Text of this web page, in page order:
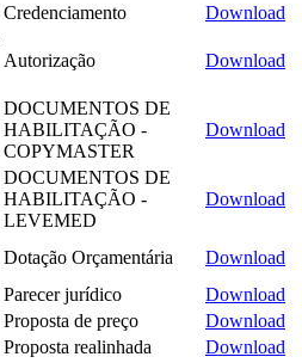
Credenciamento
Download
Autorização Download
DOCUMENTOS DE
HABILITAÇÃO -
COPYMASTER
Download
DOCUMENTOS DE
HABILITAÇÃO -
LEVEMED
Download
Dotação Orçamentária
Download
Parecer jurídico
Download
Proposta de preço
Download
Proposta realinhada Download